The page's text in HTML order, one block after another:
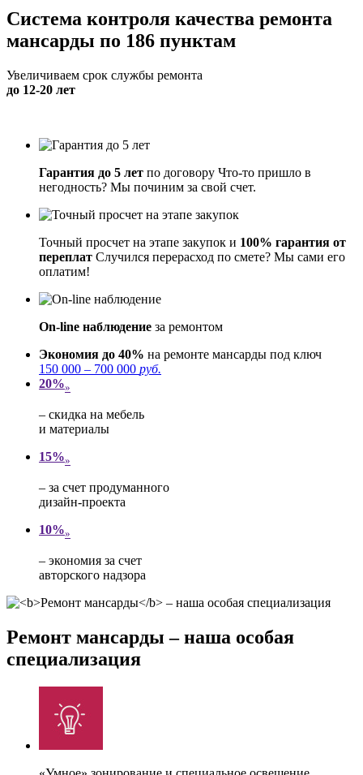
Система контроля качества ремонта
мансарды по 186 пунктам
Увеличиваем срок службы ремонта
до 12-20 лет
Гарантия до 5 лет по договору Что-то пришло в
негодность? Мы починим за свой счет.
Точный просчет на этапе закупок и 100% гарантия от
переплат Случился перерасход по смете? Мы сами его
оплатим!
On-line наблюдение за ремонтом
Экономия до 40% на ремонте мансарды под ключ
150 000 – 700 000 руб.
20%»
– скидка на мебель
и материалы
15%»
– за счет продуманного
дизайн-проекта
10%»
– экономия за счет
авторского надзора
Ремонт мансарды – наша особая
специализация